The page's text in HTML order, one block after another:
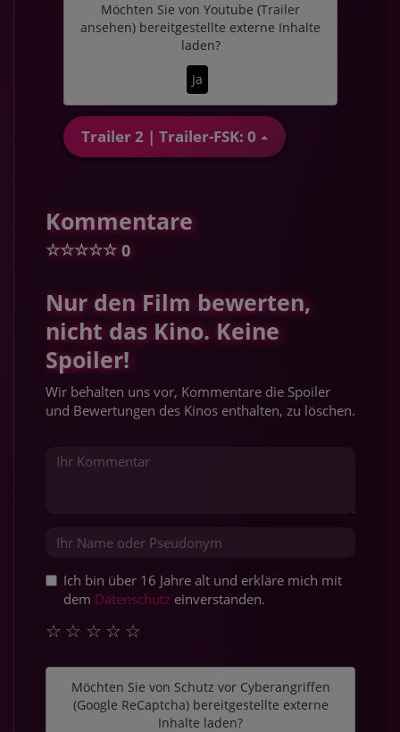
Möchten Sie von Youtube (Trailer
ansehen) bereitgestellte externe Inhalte
laden?
Ja
Trailer 2 | Trailer-FSK: 0
Kommentare
☆☆☆☆☆ 0
Nur den Film bewerten,
nicht das Kino. Keine
Spoiler!
Wir behalten uns vor, Kommentare die Spoiler
und Bewertungen des Kinos enthalten, zu löschen.
Ich bin über 16 Jahre alt und erkläre mich mit
dem Datenschutz einverstanden.
☆
☆
☆
☆
☆
Möchten Sie von Schutz vor Cyberangriffen
(Google ReCaptcha)bereitgestellte externe
Inhalte laden?